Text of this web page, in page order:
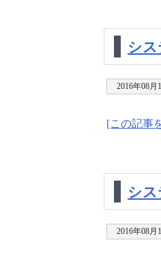
シ
2016年08月
[この記事
シ
2016年08月